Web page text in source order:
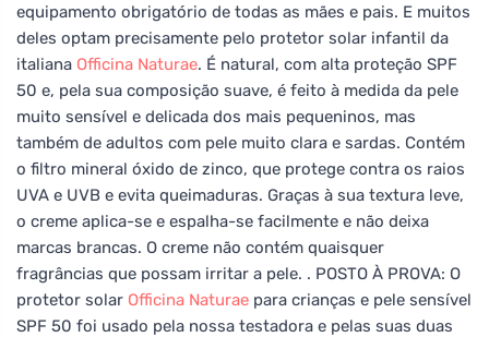
equipamento obrigatório de todas as mães e pais. E muitos
deles optam precisamente pelo protetor solar infantil da
italiana Officina Naturae. É natural, com alta proteção SPF
50 e, pela sua composição suave, é feito à medida da pele
muito sensível e delicada dos mais pequeninos, mas
também de adultos com pele muito clara e sardas. Contém
o filtro mineral óxido de zinco, que protege contra os raios
UVA e UVB e evita queimaduras. Graças à sua textura leve,
o creme aplica-se e espalha-se facilmente e não deixa
marcas brancas. O creme não contém quaisquer
fragrâncias que possam irritar a pele. . POSTO À PROVA: O
protetor solar Officina Naturae para crianças e pele sensível
SPF 50 foi usado pela nossa testadora e pelas suas duas